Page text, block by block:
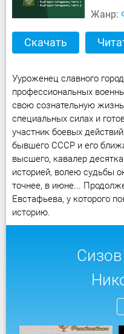
Жанр:
Скачать
Ууроженец славного
профессиональных
свою сознательную
специальных силах и
участник боевых
бывшего СССР и его
высшего, кавалер
историей, волею судьбы
точнее, в июне...
Евстафьева, у которого
историю.